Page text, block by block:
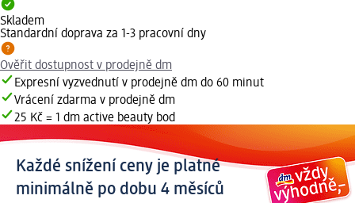
Skladem
Standardní doprava za 1-3 pracovní dny
Ověřit dostupnost v prodejně dm
Expresní vyzvednutí v prodejně dm do 60 minut
Vrácení zdarma v prodejně dm
25 Kč = 1 dm active beauty bod
Každé snížení ceny je platné
minimálně po dobu 4 měsíců